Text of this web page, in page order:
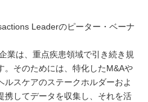
Leaderのピーター・ベーナ
業は、重点疾患領域で引き続き規
。そのためには、特化したM&Aや
スケアのステークホルダーおよ
携してデータを収集し、それを活